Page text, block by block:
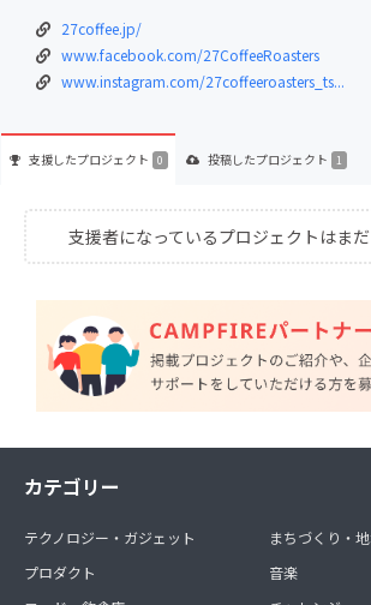
27coffee.jp/
www.facebook.com/27CoffeeRoasters
www.instagram.com/27coffeeroasters_ts...
支援したプロジェクト 0 投稿したプロジェクト 1
支援者になっているプロジェクトはまだ
カテゴリー
テクノロジー・ガジェット
プロダクト
まちづくり・
音楽